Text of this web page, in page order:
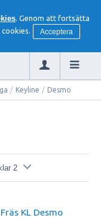
. Genom att fortsätta
Acceptera
/ Keyline / Desmo
2
Fräs KL Desmo